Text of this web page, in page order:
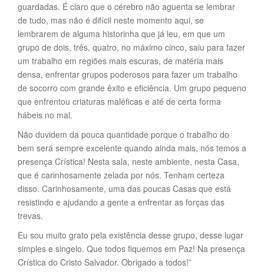
guardadas. É claro que o cérebro não aguenta se lembrar
de tudo, mas não é difícil neste momento aqui, se
lembrarem de alguma historinha que já leu, em que um
grupo de dois, três, quatro, no máximo cinco, saiu para fazer
um trabalho em regiões mais escuras, de matéria mais
densa, enfrentar grupos poderosos para fazer um trabalho
de socorro com grande êxito e eficiência. Um grupo pequeno
que enfrentou criaturas maléficas e até de certa forma
hábeis no mal.
Não duvidem da pouca quantidade porque o trabalho do
bem será sempre excelente quando ainda mais, nós temos a
presença Crística! Nesta sala, neste ambiente, nesta Casa,
que é carinhosamente zelada por nós. Tenham certeza
disso. Carinhosamente, uma das poucas Casas que está
resistindo e ajudando a gente a enfrentar as forças das
trevas.
Eu sou muito grato pela existência desse grupo, desse lugar
simples e singelo. Que todos fiquemos em Paz! Na presença
Crística do Cristo Salvador. Obrigado a todos!”